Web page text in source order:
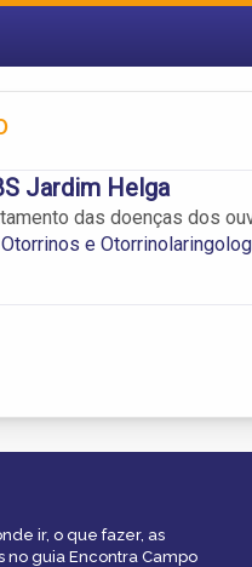
Jardim Helga
das doenças dos
Otorrinos e
ir, o que fazer, as
no guia Encontra Campo